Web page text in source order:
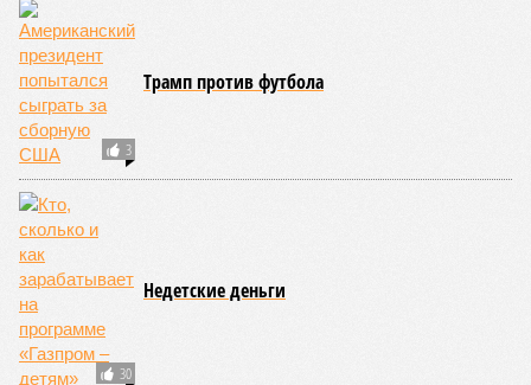
3
Трамп против футбола
30
Недетские деньги